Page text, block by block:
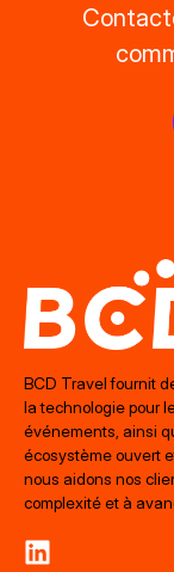
BCD Travel fournit
la technologie pour
événements, ainsi
écosystème ouvert
nous aidons nos
complexité et à